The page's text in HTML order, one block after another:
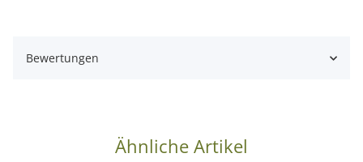
Kompatibilität:
1x Sternfilter 6-strahlig 67mm
Bewertungen
Ähnliche Artikel